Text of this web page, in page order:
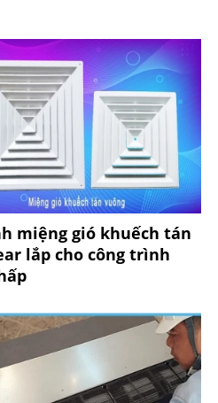
miệng gió khuếch tán
lắp cho công trình